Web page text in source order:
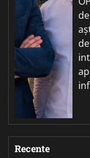
Recente